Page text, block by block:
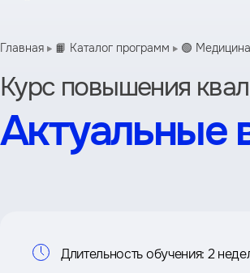
Главная 📙 Каталог программ 🟢 Медицина
Курс повышения
Актуальные
Информация
Длительность обучения: 2